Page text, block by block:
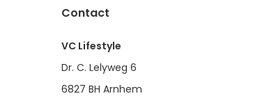
Contact
VC Lifestyle
Dr. C. Lelyweg 6
6827 BH Arnhem